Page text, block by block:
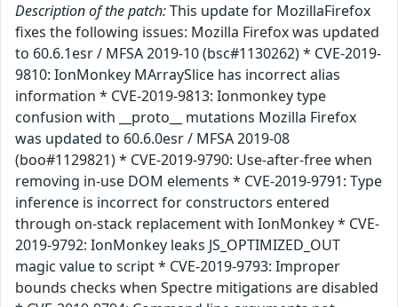
Description of the patch:This update for MozillaFirefox
fixes the following issues: Mozilla Firefox was updated
to 60.6.1esr / MFSA 2019-10 (bsc#1130262) * CVE-2019-
9810: IonMonkey MArraySlice has incorrect alias
information * CVE-2019-9813: Ionmonkey type
confusion with __proto__ mutations Mozilla Firefox
was updated to 60.6.0esr / MFSA 2019-08
(boo#1129821) * CVE-2019-9790: Use-after-free when
removing in-use DOM elements * CVE-2019-9791: Type
inference is incorrect for constructors entered
through on-stack replacement with IonMonkey * CVE-
2019-9792: IonMonkey leaks JS_OPTIMIZED_OUT
magic value to script * CVE-2019-9793: Improper
bounds checks when Spectre mitigations are disabled